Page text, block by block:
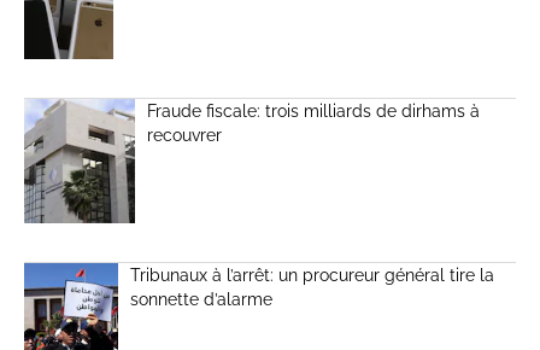
Fraude fiscale: trois milliards de dirhams à
recouvrer
Tribunaux à l’arrêt: un procureur général tire la
sonnette d’alarme